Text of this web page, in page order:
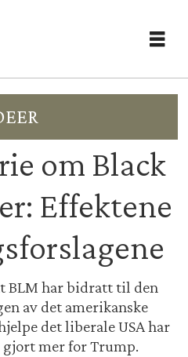
om Black
Effektene
BLM har bidratt til den
av det amerikanske
det liberale USA har
mer for Trump.